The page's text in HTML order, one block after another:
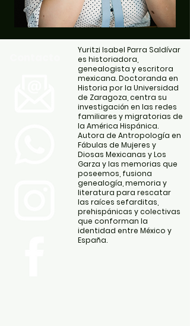
Yuritzi Isabel Parra Saldívar
es historiadora,
genealogista y escritora
mexicana. Doctoranda en
Historia por la Universidad
de Zaragoza, centra su
investigación en las redes
familiares y migratorias de
la América Hispánica.
Autora de Antropología en
Fábulas de Mujeres y
Diosas Mexicanas y Los
Garza y las memorias que
poseemos, fusiona
genealogía, memoria y
literatura para rescatar
las raíces sefarditas,
prehispánicas y colectivas
que conforman la
identidad entre México y
España.